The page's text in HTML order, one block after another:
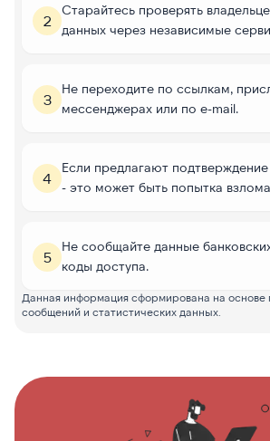
2
Старайтесь проверять
данных через независимые
3
Не переходите по ссылкам,
мессенджерах или по e-mail.
4
Если предлагают
- это может быть попытка
5
Не сообщайте данные
коды доступа.
Данная информация сформирована на основе
сообщений и статистических данных.